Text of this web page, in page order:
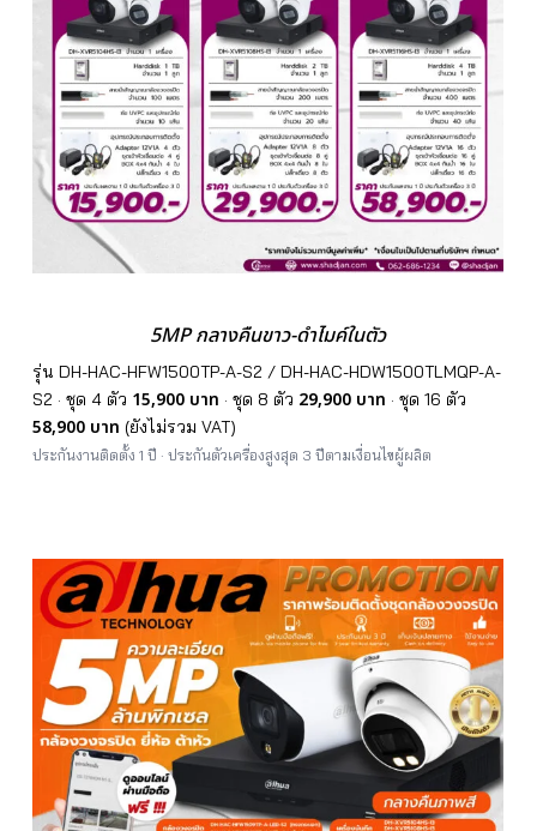
5MP กลางคืนขาว-ดำไมค์ในตัว
รุ่น DH-HAC-HFW1500TP-A-S2 / DH-HAC-HDW1500TLMQP-A-
S2 · ชุด 4 ตัว 15,900 บาท · ชุด 8 ตัว 29,900 บาท · ชุด 16 ตัว
58,900 บาท (ยังไม่รวม VAT)
ประกันงานติดตั้ง 1 ปี · ประกันตัวเครื่องสูงสุด 3 ปีตามเงื่อนไขผู้ผลิต
📞 โทรหาเรา 📋 ขอราคา